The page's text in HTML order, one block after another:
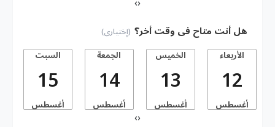
‹
›
هل أنت متاح فى وقت أخر؟ (إختيارى)
الأربعاء
12
أغسطس
الخميس
13
أغسطس
الجمعة
14
أغسطس
السبت
15
أغسطس
‹
›